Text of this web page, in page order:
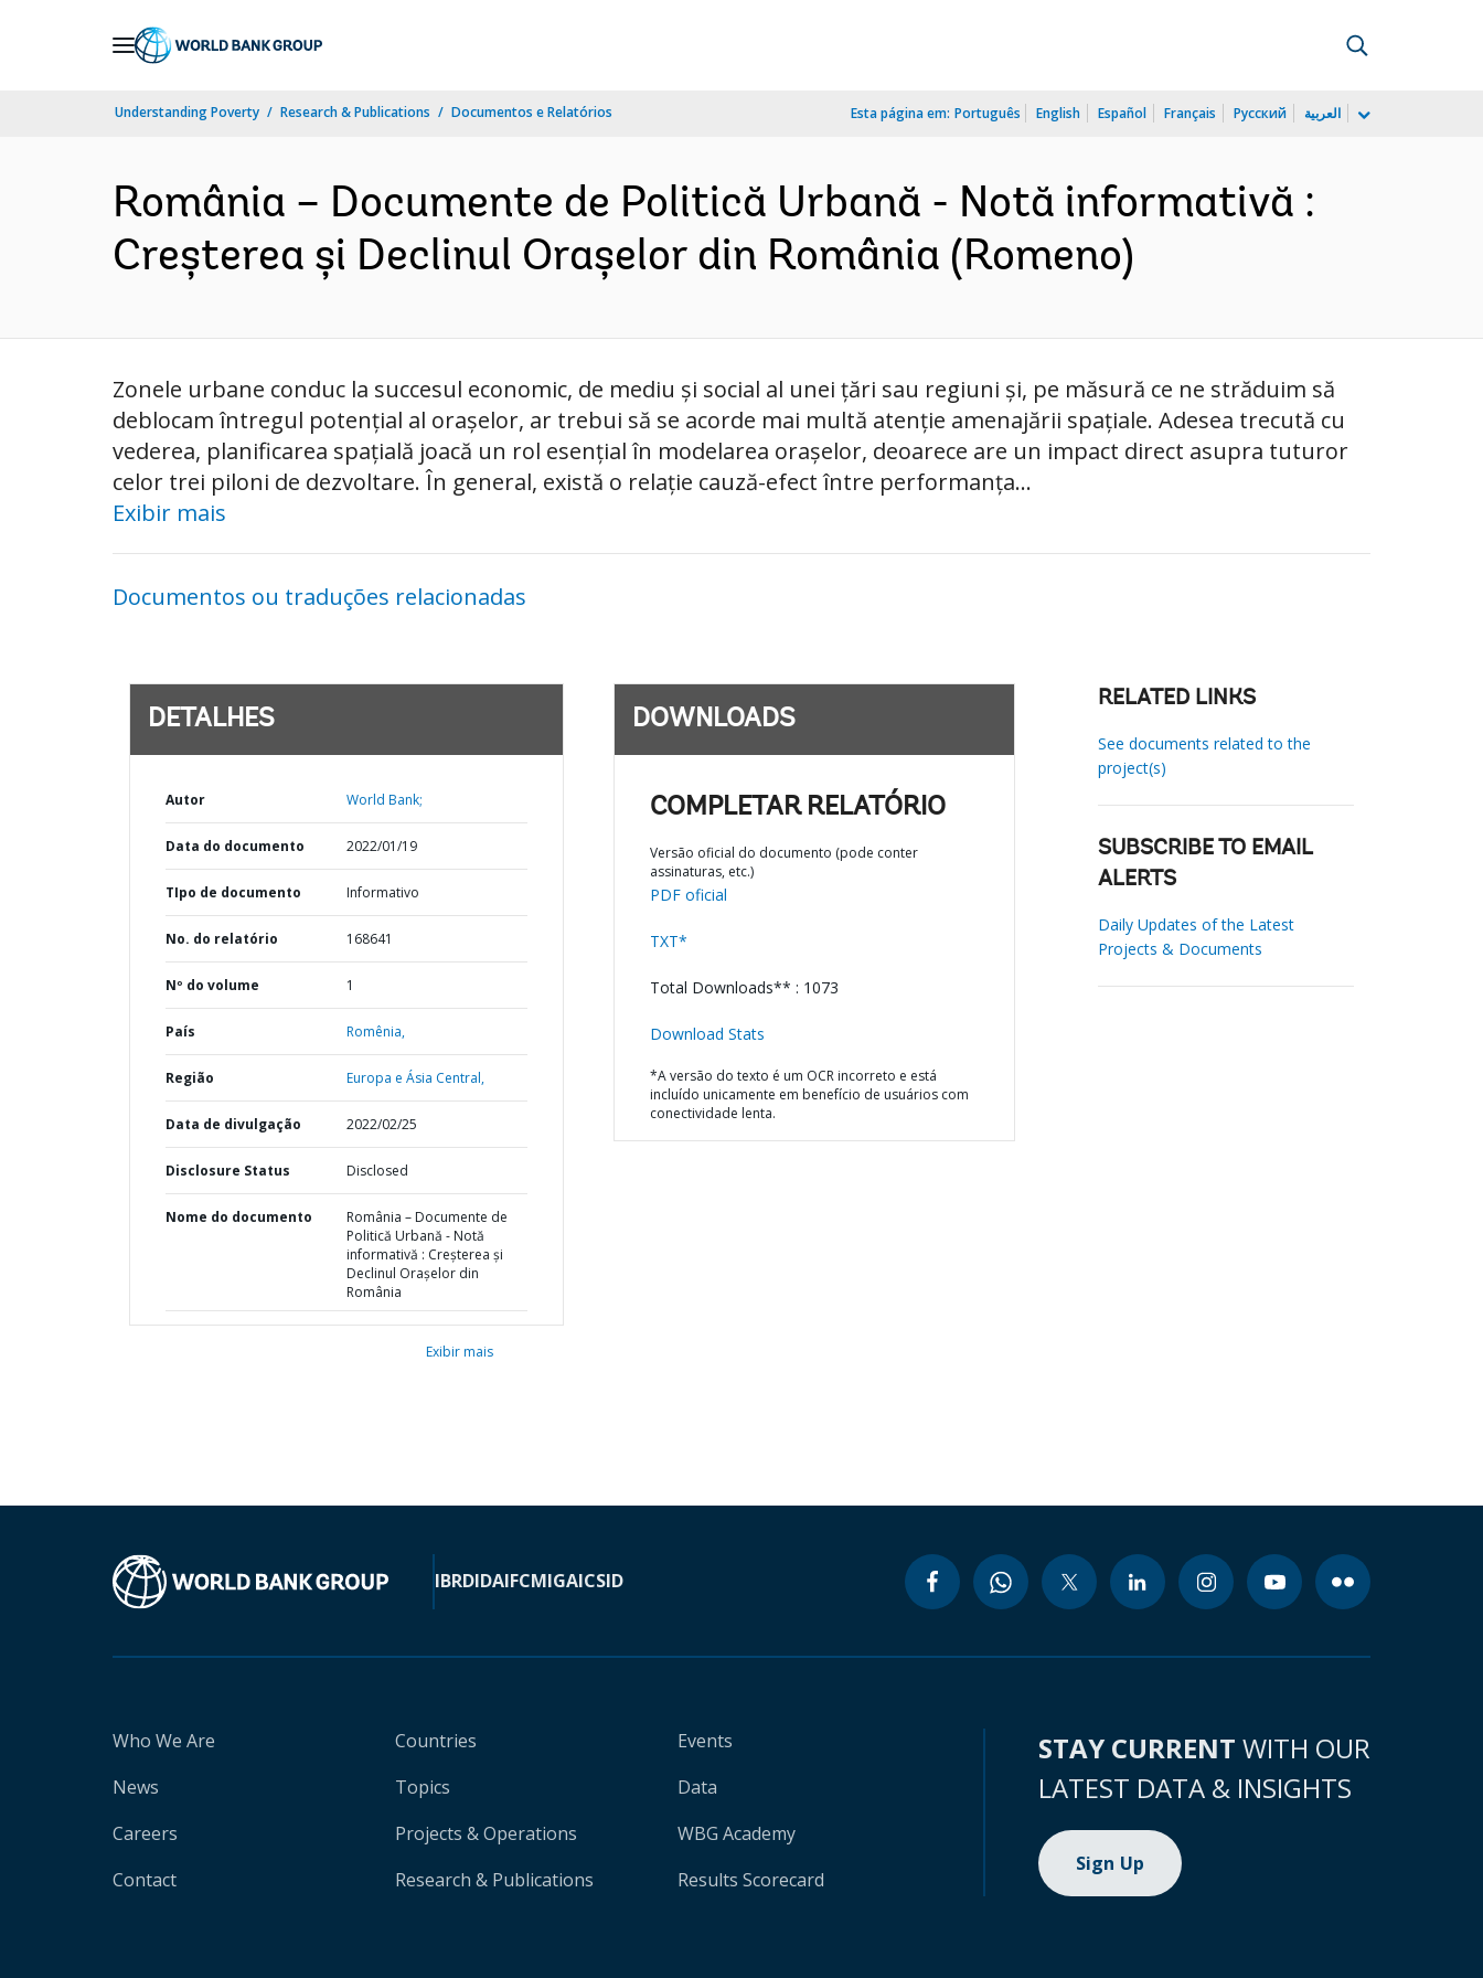
Understanding Poverty Research & Publications Documentos e Relatórios Esta página em: Português English Español Français Русский العربية
România – Documente de Politică Urbană - Notă informativă :
Creșterea și Declinul Orașelor din România (Romeno)
Zonele urbane conduc la succesul economic, de mediu și social al unei țări sau regiuni și, pe măsură ce ne străduim să
deblocam întregul potențial al orașelor, ar trebui să se acorde mai multă atenție amenajării spațiale. Adesea trecută cu
vederea, planificarea spațială joacă un rol esențial în modelarea orașelor, deoarece are un impact direct asupra tuturor
celor trei piloni de dezvoltare. În general, există o relație cauză-efect între performanța...
Exibir mais
Documentos ou traduções relacionadas
DETALHES
Autor World Bank;
Data do documento 2022/01/19
TIpo de documento Informativo
No. do relatório 168641
Nº do volume 1
País Romênia,
Região Europa e Ásia Central,
Data de divulgação 2022/02/25
Disclosure Status Disclosed
Nome do documento
România – Documente de
Politică Urbană - Notă
informativă : Creșterea și
Declinul Orașelor din
România
Exibir mais
DOWNLOADS
COMPLETAR RELATÓRIO
Versão oficial do documento (pode conter
assinaturas, etc.)
PDF oficial
TXT*
Total Downloads** : 1073
Download Stats
*A versão do texto é um OCR incorreto e está
incluído unicamente em benefício de usuários com
conectividade lenta.
RELATED LINKS
See documents related to the
project(s)
SUBSCRIBE TO EMAIL
ALERTS
Daily Updates of the Latest
Projects & Documents
IBRDIDAIFCMIGAICSID
Who We Are
News
Careers
Contact
Countries
Topics
Projects & Operations
Research & Publications
Events
Data
WBG Academy
Results Scorecard
STAY CURRENT WITH OUR
LATEST DATA & INSIGHTS
Sign Up